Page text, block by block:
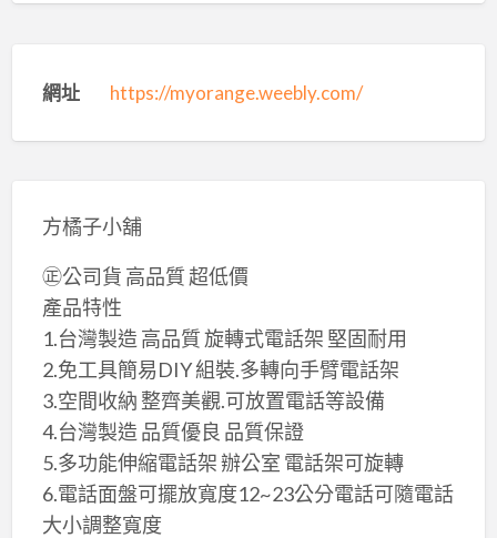
網址 https://myorange.weebly.com/
​​​​​方橘子小舖
㊣公司貨 高品質 超低價
產品特性
1.台灣製造 高品質 旋轉式電話架 堅固耐用
2.免工具簡易DIY 組裝.多轉向手臂電話架
3.空間收納 整齊美觀.可放置電話等設備
4.台灣製造 品質優良 品質保證
5.多功能伸縮電話架 辦公室 電話架可旋轉
6.電話面盤可擺放寬度12~23公分電話可隨電話
大小調整寬度